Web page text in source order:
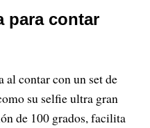
para contar
al contar con un set de
su selfie ultra gran
de 100 grados, facilita